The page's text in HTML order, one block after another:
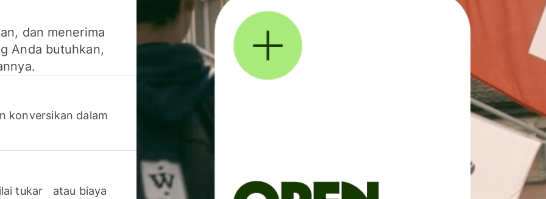
dan menerima
Anda butuhkan,
konversikan dalam
tukar atau biaya